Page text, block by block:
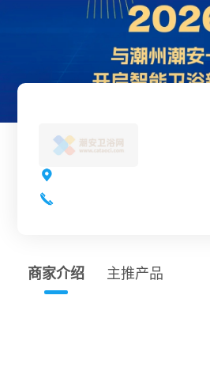
商家介绍 主推产品